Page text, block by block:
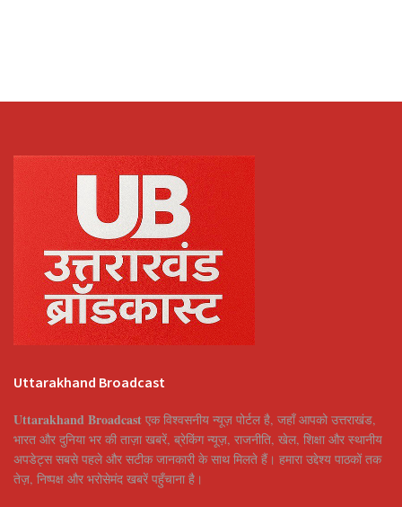
Uttarakhand Broadcast
Uttarakhand Broadcast एक विश्वसनीय न्यूज़ पोर्टल है, जहाँ आपको उत्तराखंड,
भारत और दुनिया भर की ताज़ा खबरें, ब्रेकिंग न्यूज़, राजनीति, खेल, शिक्षा और स्थानीय
अपडेट्स सबसे पहले और सटीक जानकारी के साथ मिलते हैं। हमारा उद्देश्य पाठकों तक
तेज़, निष्पक्ष और भरोसेमंद खबरें पहुँचाना है।